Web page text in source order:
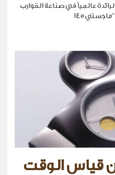
عالمياً في صناعة القوارب
145
قياس الوقت